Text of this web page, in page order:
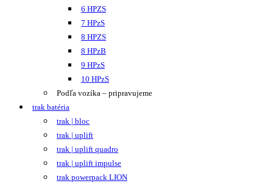
6 HPZS
7 HPzS
8 HPZS
8 HPzB
9 HPzS
10 HPzS
Podľa vozíka – pripravujeme
trak batéria
trak | bloc
trak | uplift
trak | uplift quadro
trak | uplift impulse
trak powerpack LION